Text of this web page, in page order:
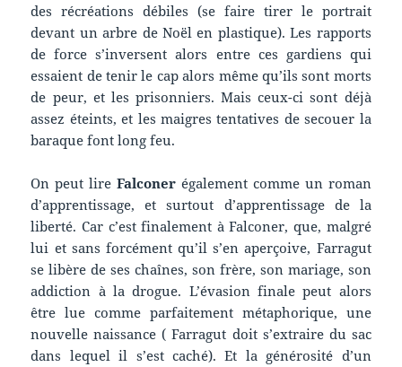
des récréations débiles (se faire tirer le portrait
devant un arbre de Noël en plastique). Les rapports
de force s’inversent alors entre ces gardiens qui
essaient de tenir le cap alors même qu’ils sont morts
de peur, et les prisonniers. Mais ceux-ci sont déjà
assez éteints, et les maigres tentatives de secouer la
baraque font long feu.
On peut lireFalconer également comme un roman
d’apprentissage, et surtout d’apprentissage de la
liberté. Car c’est finalement à Falconer, que, malgré
lui et sans forcément qu’il s’en aperçoive, Farragut
se libère de ses chaînes, son frère, son mariage, son
addiction à la drogue. L’évasion finale peut alors
être lue comme parfaitement métaphorique, une
nouvelle naissance ( Farragut doit s’extraire du sac
dans lequel il s’est caché). Et la générosité d’un